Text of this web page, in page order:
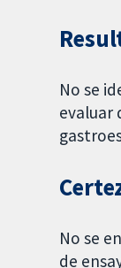
No se
evaluar
No se
de